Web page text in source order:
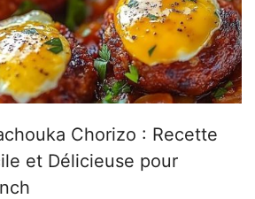
Chorizo : Recette
et Délicieuse pour